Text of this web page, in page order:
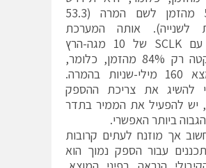
ל-5.33% מהזמן לשם המרה (53.3
לשנייה). אותה המערכת
הפועלת עם SCLK של 10 מגה-הרץ
תהיה שקטה רק 84% מהזמן, כלומר,
היא תימצא 160 מילי-שניות בהמרה.
להשיג את צריכת ההספק
יש להפעיל את הממיר בתדר
אך מוזנח לעתים קרובות
עבור הספק נמוך הוא